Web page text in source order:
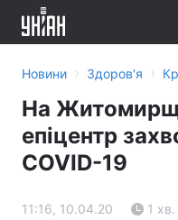
Новини › Здоров'я ›
На
епіцентр
COVID-19
11:16, 10.04.20 1 хв.